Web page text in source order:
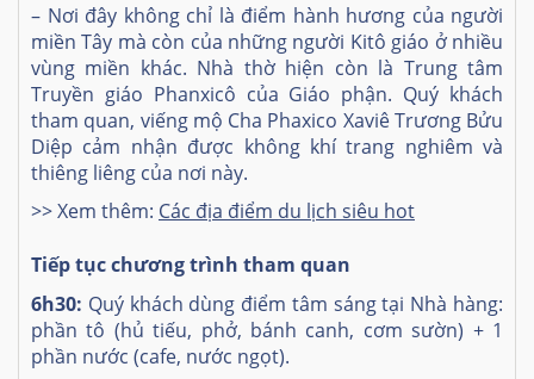
– Nơi đây không chỉ là điểm hành hương của người
miền Tây mà còn của những người Kitô giáo ở nhiều
vùng miền khác. Nhà thờ hiện còn là Trung tâm
Truyền giáo Phanxicô của Giáo phận. Quý khách
tham quan, viếng mộ Cha Phaxico Xaviê Trương Bửu
Diệp cảm nhận được không khí trang nghiêm và
thiêng liêng của nơi này.
>> Xem thêm: Các địa điểm du lịch siêu hot
Tiếp tục chương trình tham quan
6h30: Quý khách dùng điểm tâm sáng tại Nhà hàng:
phần tô (hủ tiếu, phở, bánh canh, cơm sườn) + 1
phần nước (cafe, nước ngọt).